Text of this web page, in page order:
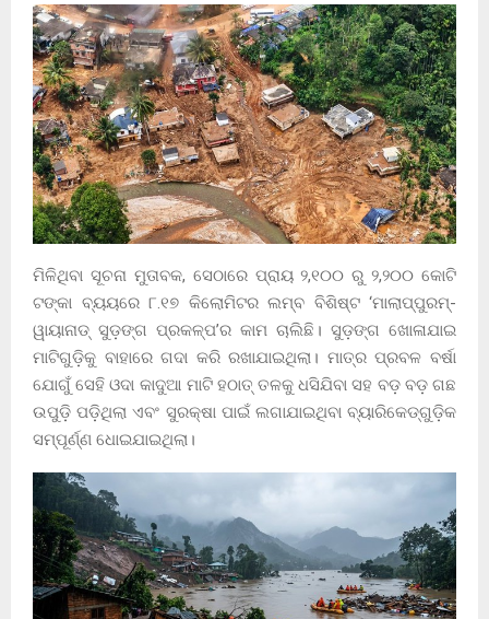
ମିଳିଥିବା ସୂଚନା ମୁତାବକ, ସେଠାରେ ପ୍ରାୟ ୨,୧୦୦ ରୁ ୨,୨୦୦ କୋଟି
ଟଙ୍କା ବ୍ୟୟରେ ୮.୧୭ କିଲୋମିଟର ଲମ୍ବ ବିଶିଷ୍ଟ ‘ମାଲାପ୍ପୁରମ୍-
ୱାୟାନାଡ୍ ସୁଡ଼ଙ୍ଗ ପ୍ରକଳ୍ପ’ର କାମ ଚାଲିଛି। ସୁଡ଼ଙ୍ଗ ଖୋଳାଯାଇ
ମାଟିଗୁଡ଼ିକୁ ବାହାରେ ଗଦା କରି ରଖାଯାଇଥିଲା। ମାତ୍ର ପ୍ରବଳ ବର୍ଷା
ଯୋଗୁଁ ସେହି ଓଦା କାଦୁଆ ମାଟି ହଠାତ୍ ତଳକୁ ଧସିଯିବା ସହ ବଡ଼ ବଡ଼ ଗଛ
ଉପୁଡ଼ି ପଡ଼ିଥିଲା ଏବଂ ସୁରକ୍ଷା ପାଇଁ ଲଗାଯାଇଥିବା ବ୍ୟାରିକେଡ୍‌ଗୁଡ଼ିକ
ସମ୍ପୂର୍ଣ୍ଣ ଧୋଇଯାଇଥିଲା।